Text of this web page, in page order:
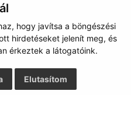
hogy javítsa a böngészési
hirdetéseket jelenít meg, és
érkeztek a látogatóink.
Elutasítom
8:30 - 12:00, 13:00 - 17:00
8:30 - 12:00
8:30 - 12:00